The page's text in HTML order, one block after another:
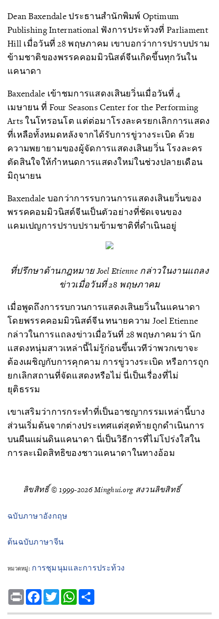
Dean Baxendale ประธานสำนักพิมพ์ Optimum
Publishing International ฟังการประท้วงที่ Parliament
Hill เมื่อวันที่ 28 พฤษภาคม เขาบอกว่าการปราบปราม
ข้ามชาติของพรรคคอมมิวนิสต์จีนเกิดขึ้นทุกวันใน
แคนาดา
Baxendale เข้าชมการแสดงเสินยวิ่นเมื่อวันที่ 4
เมษายน ที่ Four Seasons Center for the Performing
Arts ในโทรอนโต แต่ต่อมาโรงละครยกเลิกการแสดง
ที่เหลือทั้งหมดหลังจากได้รับการขู่วางระเบิด ด้วย
ความพยายามของผู้จัดการแสดงเสินยวิ่น โรงละคร
ตัดสินใจให้กำหนดการแสดงใหม่ในช่วงปลายเดือน
มิถุนายน
Baxendale บอกว่าการรบกวนการแสดงเสินยวิ่นของ
พรรคคอมมิวนิสต์จีนเป็นตัวอย่างที่ชัดเจนของ
แคมเปญการปราบปรามข้ามชาติที่ดำเนินอยู่
ที่ปรึกษาด้านกฎหมาย Joel Etienne กล่าวในงานแถลง
ข่าวเมื่อวันที่ 28 พฤษภาคม
เมื่อพูดถึงการรบกวนการแสดงเสินยวิ่นในแคนาดา
โดยพรรคคอมมิวนิสต์จีน ทนายความ Joel Etienne
กล่าวในการแถลงข่าวเมื่อวันที่ 28 พฤษภาคมว่า นัก
แสดงหนุ่มสาวเหล่านี้ไม่รู้ก่อนขึ้นเวทีว่าพวกเขาจะ
ต้องเผชิญกับการคุกคาม การขู่วางระเบิด หรือการถูก
ยกเลิกสถานที่จัดแสดงหรือไม่ นี่เป็นเรื่องที่ไม่
ยุติธรรม
เขาเสริมว่าการกระทำที่เป็นอาชญากรรมเหล่านี้บาง
ส่วนเริ่มต้นจากต่างประเทศแต่สุดท้ายถูกดำเนินการ
บนผืนแผ่นดินแคนาดา นี่เป็นวิธีการที่ไม่โปร่งใสใน
การละเมิดสิทธิของชาวแคนาดาในทางอ้อม
ลิขสิทธิ์ © 1999-2026 Minghui.org สงวนลิขสิทธิ์
ฉบับภาษาอังกฤษ
ต้นฉบับภาษาจีน
หมวดหมู่: การชุมนุมและการประท้วง
Print Facebook
TwitterWhatsApp